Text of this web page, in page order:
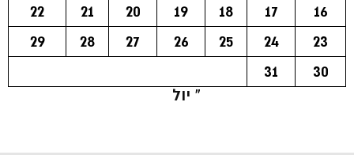
16
17
18
19
20
21
22
23
24
25
26
27
28
29
30
31
« יול